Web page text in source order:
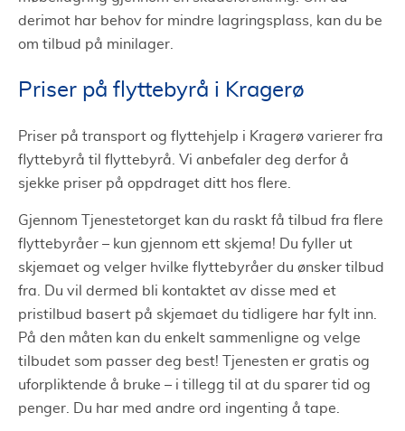
derimot har behov for mindre lagringsplass, kan du be
om tilbud på minilager.
Priser på flyttebyrå i Kragerø
Priser på transport og flyttehjelp i Kragerø varierer fra
flyttebyrå til flyttebyrå. Vi anbefaler deg derfor å
sjekke priser på oppdraget ditt hos flere.
Gjennom Tjenestetorget kan du raskt få tilbud fra flere
flyttebyråer – kun gjennom ett skjema! Du fyller ut
skjemaet og velger hvilke flyttebyråer du ønsker tilbud
fra. Du vil dermed bli kontaktet av disse med et
pristilbud basert på skjemaet du tidligere har fylt inn.
På den måten kan du enkelt sammenligne og velge
tilbudet som passer deg best! Tjenesten er gratis og
uforpliktende å bruke – i tillegg til at du sparer tid og
penger. Du har med andre ord ingenting å tape.